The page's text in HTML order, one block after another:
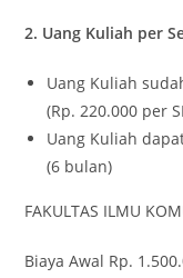
2. Uang Kuliah per
Uang Kuliah
(Rp. 220.000 per
Uang Kuliah
(6 bulan)
FAKULTAS ILMU
Biaya Awal Rp.